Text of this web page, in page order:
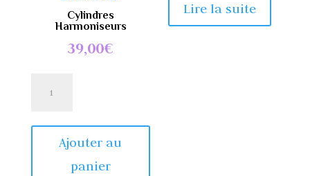
Cylindres
Harmoniseurs
39,00€
Harmoniseurs
Ajouter au
panier
Lire la suite